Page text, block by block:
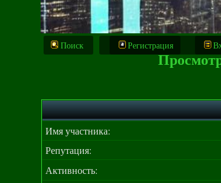
Поиск Регистрация
Имя участника:
Репутация:
Активность: